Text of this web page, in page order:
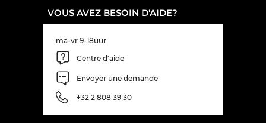
VOUS AVEZ BESOIN D'AIDE?
ma-vr 9-18uur
Centre d'aide
Envoyer une demande
+32 2 808 39 30